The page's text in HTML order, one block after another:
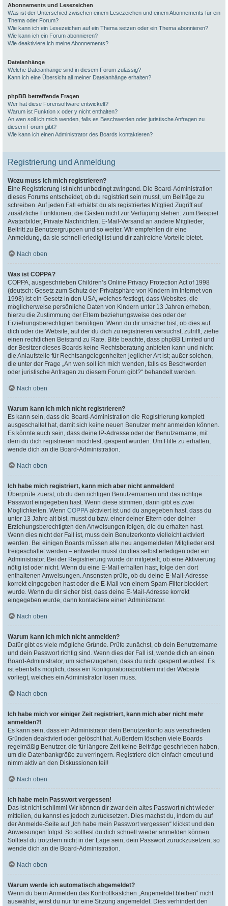
Abonnements und Lesezeichen
Was ist der Unterschied zwischen einem Lesezeichen und einem Abonnements für ein
Thema oder Forum?
Wie kann ich ein Lesezeichen auf ein Thema setzen oder ein Thema abonnieren?
Wie kann ich ein Forum abonnieren?
Wie deaktiviere ich meine Abonnements?
Dateianhänge
Welche Dateianhänge sind in diesem Forum zulässig?
Kann ich eine Übersicht all meiner Dateianhänge erhalten?
phpBB betreffende Fragen
Wer hat diese Forensoftware entwickelt?
Warum ist Funktion x oder y nicht enthalten?
An wen soll ich mich wenden, falls es Beschwerden oder juristische Anfragen zu
diesem Forum gibt?
Wie kann ich einen Administrator des Boards kontaktieren?
Registrierung und Anmeldung
Wozu muss ich mich registrieren?
Eine Registrierung ist nicht unbedingt zwingend. Die Board-Administration
dieses Forums entscheidet, ob du registriert sein musst, um Beiträge zu
schreiben. Auf jeden Fall erhältst du als registriertes Mitglied Zugriff auf
zusätzliche Funktionen, die Gästen nicht zur Verfügung stehen: zum Beispiel
Avatarbilder, Private Nachrichten, E-Mail-Versand an andere Mitglieder,
Beitritt zu Benutzergruppen und so weiter. Wir empfehlen dir eine
Anmeldung, da sie schnell erledigt ist und dir zahlreiche Vorteile bietet.
Nach oben
Was ist COPPA?
COPPA, ausgeschrieben Children’s Online Privacy Protection Act of 1998
(deutsch: Gesetz zum Schutz der Privatsphäre von Kindern im Internet von
1998) ist ein Gesetz in den USA, welches festlegt, dass Websites, die
möglicherweise persönliche Daten von Kindern unter 13 Jahren erheben,
hierzu die Zustimmung der Eltern beziehungsweise des oder der
Erziehungsberechtigten benötigen. Wenn du dir unsicher bist, ob dies auf
dich oder die Website, auf der du dich zu registrieren versuchst, zutrifft, ziehe
einen rechtlichen Beistand zu Rate. Bitte beachte, dass phpBB Limited und
der Besitzer dieses Boards keine Rechtsberatung anbieten kann und nicht
die Anlaufstelle für Rechtsangelegenheiten jeglicher Art ist; außer solchen,
die unter der Frage „An wen soll ich mich wenden, falls es Beschwerden
oder juristische Anfragen zu diesem Forum gibt?“ behandelt werden.
Nach oben
Warum kann ich mich nicht registrieren?
Es kann sein, dass die Board-Administration die Registrierung komplett
ausgeschaltet hat, damit sich keine neuen Benutzer mehr anmelden können.
Es könnte auch sein, dass deine IP-Adresse oder der Benutzername, mit
dem du dich registrieren möchtest, gesperrt wurden. Um Hilfe zu erhalten,
wende dich an die Board-Administration.
Nach oben
Ich habe mich registriert, kann mich aber nicht anmelden!
Überprüfe zuerst, ob du den richtigen Benutzernamen und das richtige
Passwort eingegeben hast. Wenn diese stimmen, dann gibt es zwei
Möglichkeiten. Wenn COPPA aktiviert ist und du angegeben hast, dass du
unter 13 Jahre alt bist, musst du bzw. einer deiner Eltern oder deiner
Erziehungsberechtigten den Anweisungen folgen, die du erhalten hast.
Wenn dies nicht der Fall ist, muss dein Benutzerkonto vielleicht aktiviert
werden. Bei einigen Boards müssen alle neu angemeldeten Mitglieder erst
freigeschaltet werden – entweder musst du dies selbst erledigen oder ein
Administrator. Bei der Registrierung wurde dir mitgeteilt, ob eine Aktivierung
nötig ist oder nicht. Wenn du eine E-Mail erhalten hast, folge den dort
enthaltenen Anweisungen. Ansonsten prüfe, ob du deine E-Mail-Adresse
korrekt eingegeben hast oder die E-Mail von einem Spam-Filter blockiert
wurde. Wenn du dir sicher bist, dass deine E-Mail-Adresse korrekt
eingegeben wurde, dann kontaktiere einen Administrator.
Nach oben
Warum kann ich mich nicht anmelden?
Dafür gibt es viele mögliche Gründe. Prüfe zunächst, ob dein Benutzername
und dein Passwort richtig sind. Wenn dies der Fall ist, wende dich an einen
Board-Administrator, um sicherzugehen, dass du nicht gesperrt wurdest. Es
ist ebenfalls möglich, dass ein Konfigurationsproblem mit der Website
vorliegt, welches ein Administrator lösen muss.
Nach oben
Ich habe mich vor einiger Zeit registriert, kann mich aber nicht mehr
anmelden?!
Es kann sein, dass ein Administrator dein Benutzerkonto aus verschieden
Gründen deaktiviert oder gelöscht hat. Außerdem löschen viele Boards
regelmäßig Benutzer, die für längere Zeit keine Beiträge geschrieben haben,
um die Datenbankgröße zu verringern. Registriere dich einfach erneut und
nimm aktiv an den Diskussionen teil!
Nach oben
Ich habe mein Passwort vergessen!
Das ist nicht schlimm! Wir können dir zwar dein altes Passwort nicht wieder
mitteilen, du kannst es jedoch zurücksetzen. Dies machst du, indem du auf
der Anmelde-Seite auf „Ich habe mein Passwort vergessen“ klickst und den
Anweisungen folgst. So solltest du dich schnell wieder anmelden können.
Solltest du trotzdem nicht in der Lage sein, dein Passwort zurückzusetzen, so
wende dich an die Board-Administration.
Nach oben
Warum werde ich automatisch abgemeldet?
Wenn du beim Anmelden das Kontrollkästchen „Angemeldet bleiben“ nicht
auswählst, wirst du nur für eine Sitzung angemeldet. Dies verhindert den